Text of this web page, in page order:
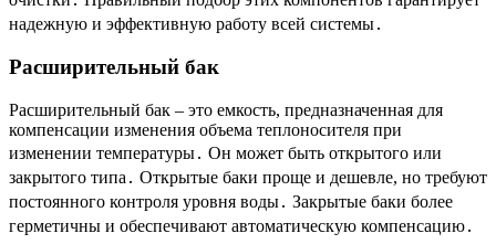
надежную и эффективную работу всей системы․
Расширительный бак
Расширительный бак – это емкость, предназначенная для
компенсации изменения объема теплоносителя при
изменении температуры․ Он может быть открытого или
закрытого типа․ Открытые баки проще и дешевле, но требуют
постоянного контроля уровня воды․ Закрытые баки более
герметичны и обеспечивают автоматическую компенсацию․